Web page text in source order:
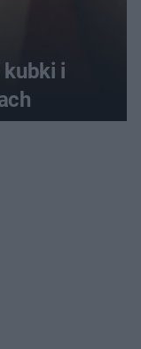
kubki i